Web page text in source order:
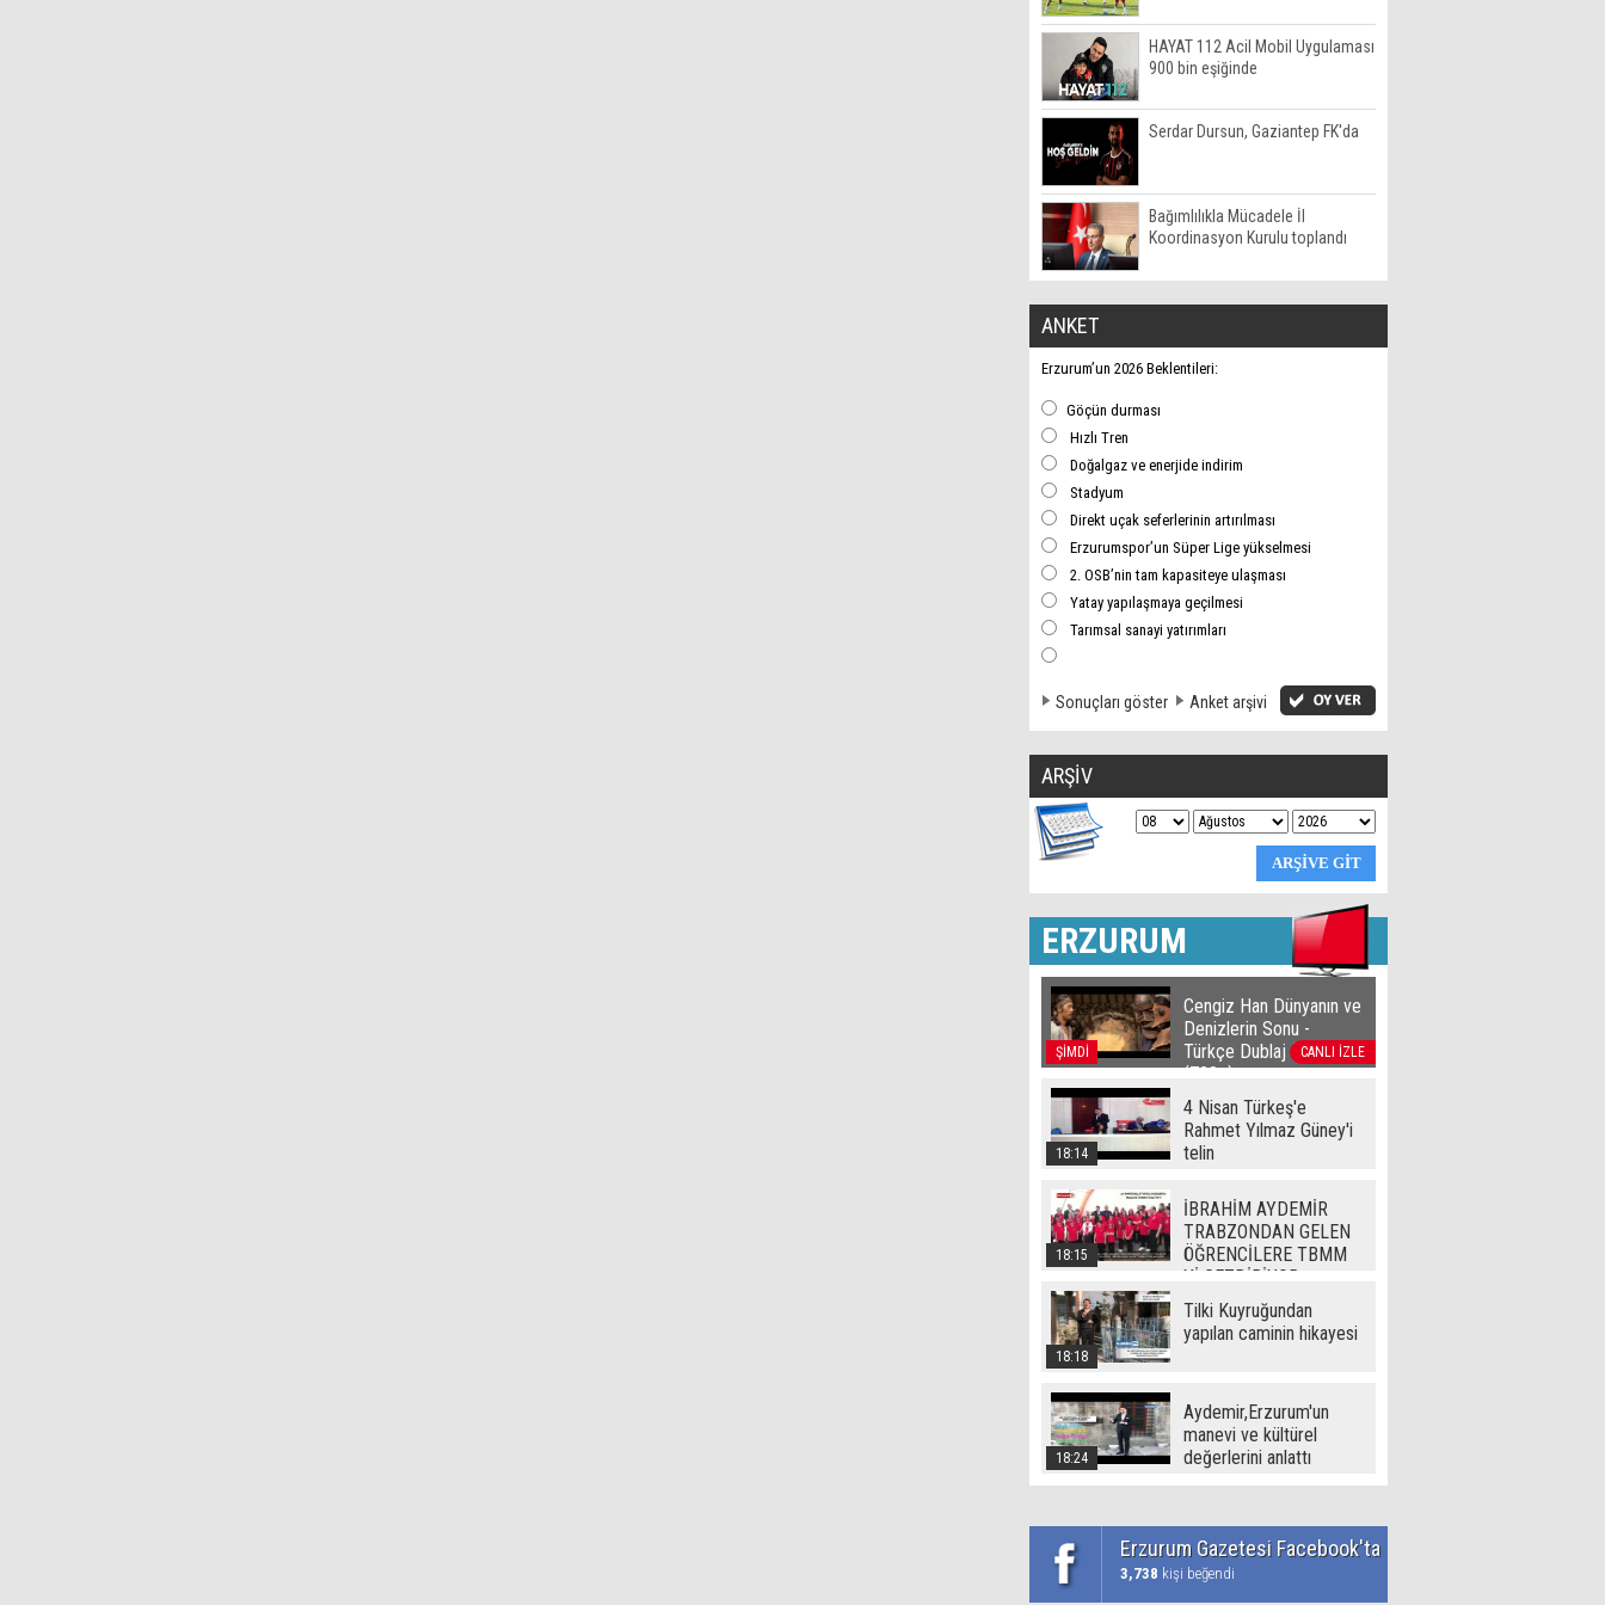
HAYAT 112 Acil Mobil Uygulaması
900 bin eşiğinde
Serdar Dursun, Gaziantep FK'da
Bağımlılıkla Mücadele İl
Koordinasyon Kurulu toplandı
ANKET
Erzurum’un 2026 Beklentileri:
Göçün durması
Hızlı Tren
Doğalgaz ve enerjide indirim
Stadyum
Direkt uçak seferlerinin artırılması
Erzurumspor’un Süper Lige yükselmesi
2. OSB’nin tam kapasiteye ulaşması
Yatay yapılaşmaya geçilmesi
Tarımsal sanayi yatırımları
Sonuçları göster Anket arşivi
ARŞİV
ERZURUM
ŞİMDİ CANLI İZLE
Cengiz Han Dünyanın ve
Denizlerin Sonu -
Türkçe Dublaj film izle
(720p)
18:14
4 Nisan Türkeş'e
Rahmet Yılmaz Güney'i
telin
18:15
İBRAHİM AYDEMİR
TRABZONDAN GELEN
ÖĞRENCİLERE TBMM
Yİ GEZDİRİYOR
18:18
Tilki Kuyruğundan
yapılan caminin hikayesi
18:24
Aydemir,Erzurum'un
manevi ve kültürel
değerlerini anlattı
Erzurum Gazetesi Facebook'ta
3,738 kişi beğendi